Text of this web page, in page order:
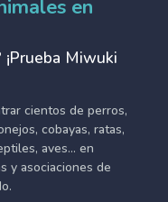
en
Miwuki
cientos de perros,
cobayas, ratas,
aves... en
y asociaciones de